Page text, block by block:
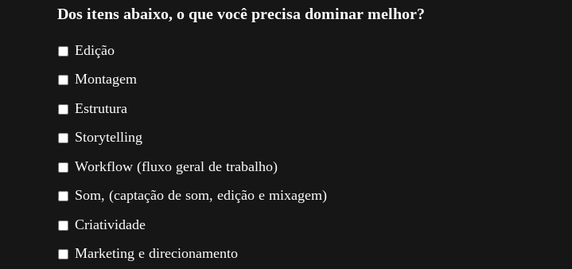
Dos itens abaixo, o que você precisa dominar melhor?
Edição
Montagem
Estrutura
Storytelling
Workflow (fluxo geral de trabalho)
Som, (captação de som, edição e mixagem)
Criatividade
Marketing e direcionamento